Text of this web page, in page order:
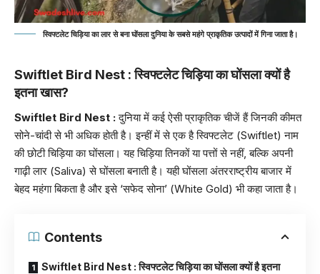
स्विफ्टलेट चिड़िया का लार से बना घोंसला दुनिया के सबसे महंगे प्राकृतिक उत्पादों में गिना जाता है।
Swiftlet Bird Nest : स्विफ्टलेट चिड़िया का घोंसला क्यों है
इतना खास?
Swiftlet Bird Nest :दुनिया में कई ऐसी प्राकृतिक चीजें हैं जिनकी कीमत
सोने-चांदी से भी अधिक होती है। इन्हीं में से एक है स्विफ्टलेट (Swiftlet) नाम
की छोटी चिड़िया का घोंसला। यह चिड़िया तिनकों या पत्तों से नहीं, बल्कि अपनी
गाढ़ी लार (Saliva) से घोंसला बनाती है। यही घोंसला अंतरराष्ट्रीय बाजार में
बेहद महंगा बिकता है और इसे ‘सफेद सोना’ (White Gold) भी कहा जाता है।
Contents
Swiftlet Bird Nest : स्विफ्टलेट चिड़िया का घोंसला क्यों है इतना